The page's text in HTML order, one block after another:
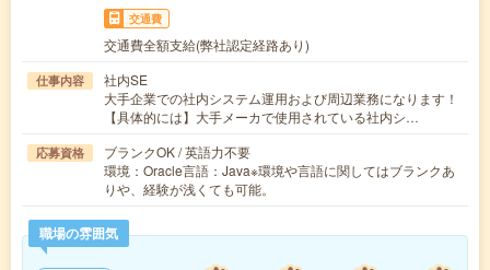
交通費
交通費全額支給(弊社認定経路あり)
仕事内容
社内SE
大手企業での社内システム運用および周辺業務になります！
【具体的には】大手メーカで使用されている社内シ…
応募資格
ブランクOK / 英語力不要
環境：Oracle言語：Java※環境や言語に関してはブランクあ
りや、経験が浅くても可能。
職場の雰囲気